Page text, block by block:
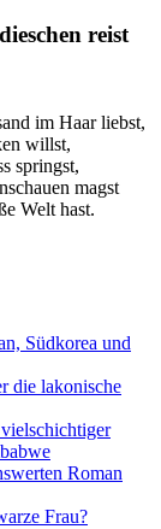
reist
im Haar liebst,
willst,
springst,
magst
Welt hast.
Südkorea und
die lakonische
Roman
Frau?